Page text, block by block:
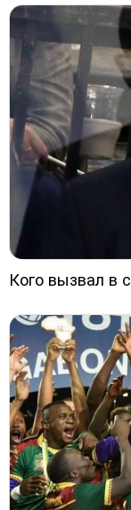
Кого вызвал в